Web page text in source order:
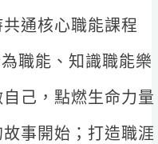
通核心職能課程
職能、知識職能樂
己，點燃生命力量
事開始；打造職涯